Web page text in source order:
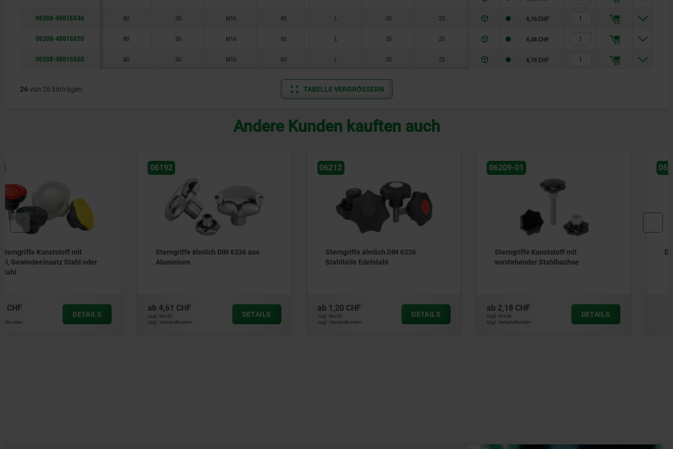
06208-48016X40 80 50 M16 40 L 35 25 6,16 CHF
06208-48016X50 80 50 M16 50 L 35 25 6,48 CHF
06208-48016X60 80 50 M16 60 L 35 25 6,74 CHF
26 von 26 Einträgen TABELLE VERGRÖSSERN
Andere Kunden kauften auch
Sterngriffe ähnlich DIN 6336 aus
Aluminium
ab
zzgl. Versandkosten
Sterngriffe ähnlich DIN 6336
ab
zzgl. Versandkosten
Sterngriffe Kunststoff mit
vorstehender Stahlbuchse
ab
zzgl. Versandkosten
Dreisterngriffe
ab
zzgl. Versandkosten